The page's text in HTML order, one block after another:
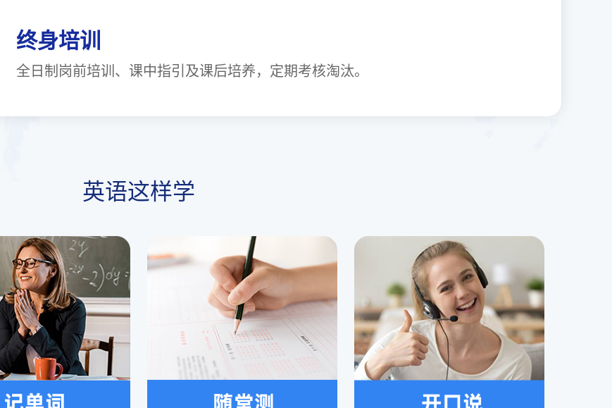
终身培训
全日制岗前培训、课中指引及课后培养，定期考核淘汰。
英语这样学